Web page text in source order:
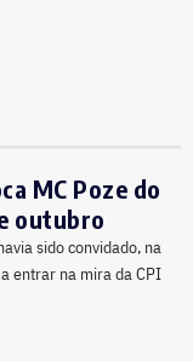
MC Poze do
outubro
sido convidado, na
entrar na mira da CPI